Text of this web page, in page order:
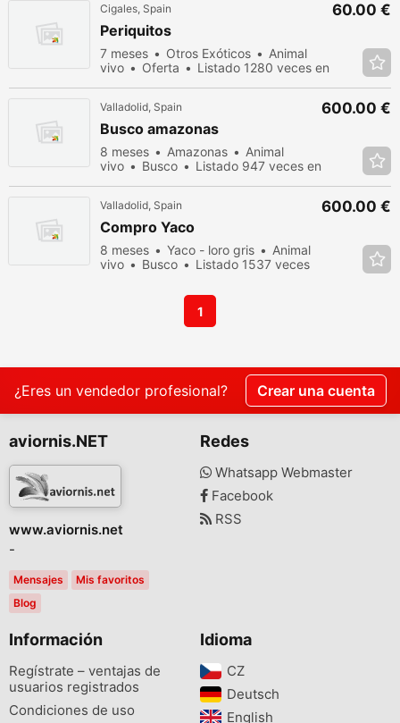
Cigales, Spain
Periquitos
7 meses Otros Exóticos
Animal
vivo
Oferta
Listado 1280 veces en
60.00 €
Valladolid, Spain
Busco amazonas
8 meses Amazonas
Animal
vivo
Busco
Listado 947 veces en
600.00 €
Valladolid, Spain
Compro Yaco
8 meses Yaco - loro gris
Animal
vivo
Busco
Listado 1537 veces
600.00 €
1
¿Eres un vendedor profesional? Crear una cuenta
aviornis.NET
www.aviornis.net
-
Mensajes
Mis favoritos
Blog
Redes
Whatsapp Webmaster
Facebook
RSS
Información
Regístrate – ventajas de
usuarios registrados
Condiciones de uso
Idioma
CZ‎
Deutsch‎
English‎